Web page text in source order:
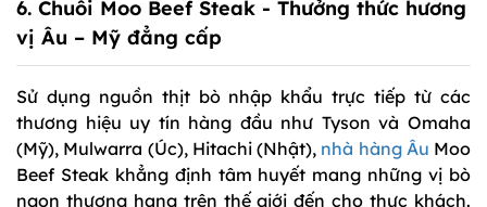
6. Chuỗi Moo Beef Steak - Thưởng thức hương
vị Âu – Mỹ đẳng cấp
Sử dụng nguồn thịt bò nhập khẩu trực tiếp từ các
thương hiệu uy tín hàng đầu như Tyson và Omaha
(Mỹ), Mulwarra (Úc), Hitachi (Nhật), nhà hàng Âu Moo
Beef Steak khẳng định tâm huyết mang những vị bò
ngon thượng hạng trên thế giới đến cho thực khách.